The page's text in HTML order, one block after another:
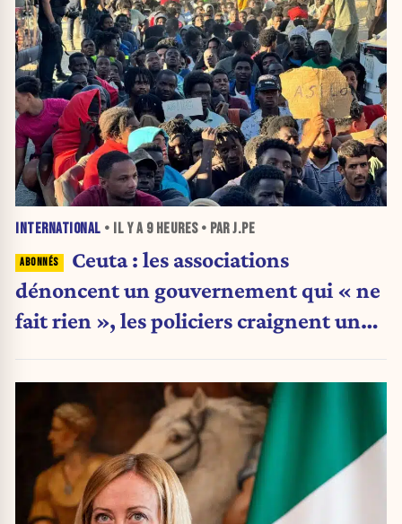
INTERNATIONAL • IL Y A 9 HEURES• PAR J.PE
Ceuta : les associations
dénoncent un gouvernement qui « ne
fait rien », les policiers craignent une